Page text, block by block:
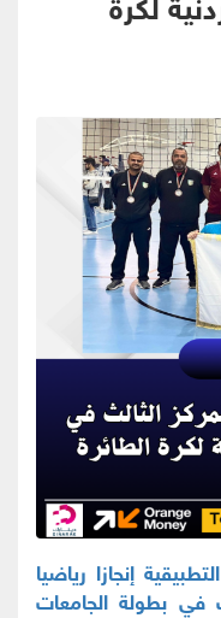
إنجازا رياضيا
في بطولة الجامعات